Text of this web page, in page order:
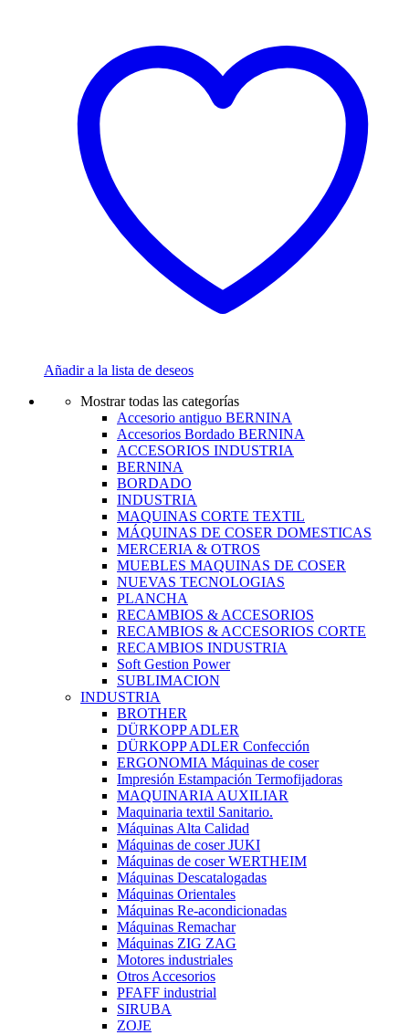
Añadir a la lista de deseos
Mostrar todas las categorías
Accesorio antiguo BERNINA
Accesorios Bordado BERNINA
ACCESORIOS INDUSTRIA
BERNINA
BORDADO
INDUSTRIA
MAQUINAS CORTE TEXTIL
MÁQUINAS DE COSER DOMESTICAS
MERCERIA & OTROS
MUEBLES MAQUINAS DE COSER
NUEVAS TECNOLOGIAS
PLANCHA
RECAMBIOS & ACCESORIOS
RECAMBIOS & ACCESORIOS CORTE
RECAMBIOS INDUSTRIA
Soft Gestion Power
SUBLIMACION
INDUSTRIA
BROTHER
DÜRKOPP ADLER
DÜRKOPP ADLER Confección
ERGONOMIA Máquinas de coser
Impresión Estampación Termofijadoras
MAQUINARIA AUXILIAR
Maquinaria textil Sanitario.
Máquinas Alta Calidad
Máquinas de coser JUKI
Máquinas de coser WERTHEIM
Máquinas Descatalogadas
Máquinas Orientales
Máquinas Re-acondicionadas
Máquinas Remachar
Máquinas ZIG ZAG
Motores industriales
Otros Accesorios
PFAFF industrial
SIRUBA
ZOJE